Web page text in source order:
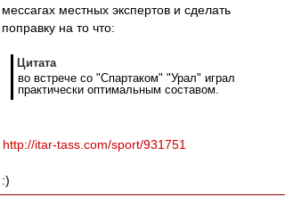
мессагах местных экспертов и сделать
поправку на то что:
Цитата
во встрече со "Спартаком" "Урал" играл
практически оптимальным составом.
http://itar-tass.com/sport/931751
:)